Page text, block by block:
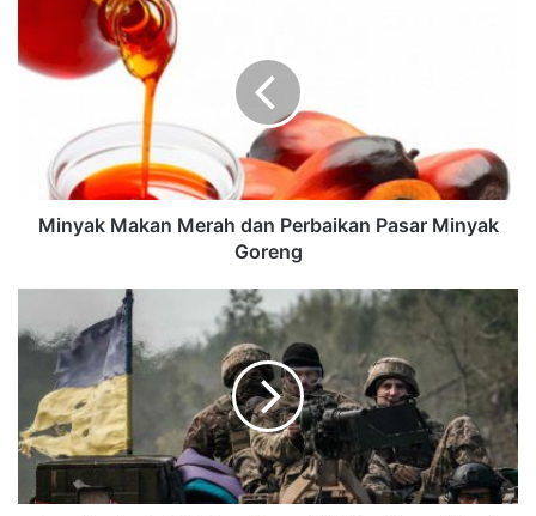
Minyak Makan Merah dan Perbaikan Pasar Minyak
Goreng